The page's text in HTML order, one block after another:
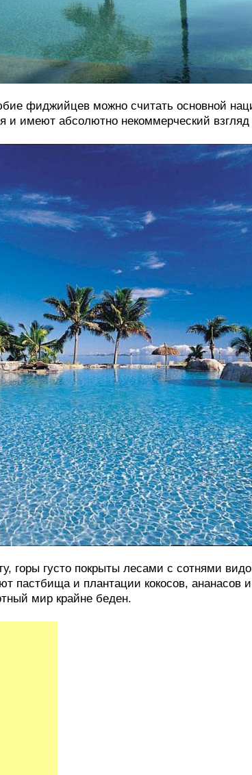
фиджийцев можно считать основной
и имеют абсолютно некоммерческий
горы густо покрыты лесами с сотнями
пастбища и плантации кокосов, ананасов
мир крайне беден.